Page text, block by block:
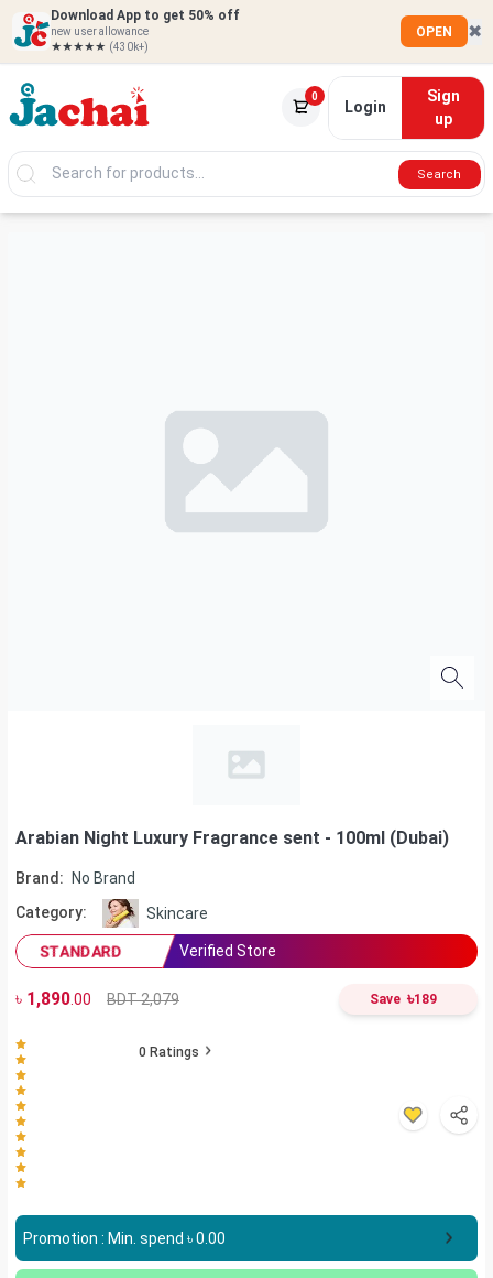
Download App to get 50% off
new user allowance
★★★★★ (430k+)
OPEN ✖
0
Login
Sign
up
Search
Arabian Night Luxury Fragrance sent - 100ml (Dubai)
Brand:
No Brand
Category:
Skincare
STANDARD Verified Store
৳ 1,890.00 BDT 2,079 Save ৳189
0 Ratings
Promotion : Min. spend ৳0.00